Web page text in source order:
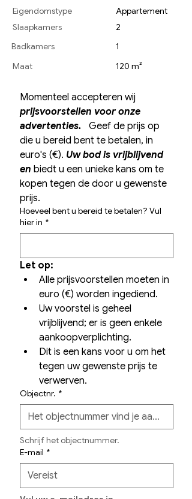
Eigendomstype
Slaapkamers
Badkamers
Maat
Appartement
2
1
120 m²
prijsvoorstellen voor onze
advertenties.
Geef de prijs op
die u bereid bent te betalen, in
euro's (€). Uw bod is vrijblijvend
en biedt u een unieke kans om te
kopen tegen de door u gewenste
prijs.
Hoeveel bent u bereid te betalen? Vul
hier in *
Let op:
Alle prijsvoorstellen moeten in
euro (€) worden ingediend.
Uw voorstel is geheel
vrijblijvend; er is geen enkele
aankoopverplichting.
Dit is een kans voor u om het
tegen uw gewenste prijs te
verwerven.
Objectnr. *
Schrijf het objectnummer.
E-mail *